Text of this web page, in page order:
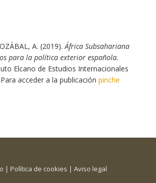
A. (2019). África Subsahariana
para la política exterior española.
Elcano de Estudios Internacionales
acceder a la publicación pinche
|Política de cookies |Aviso legal